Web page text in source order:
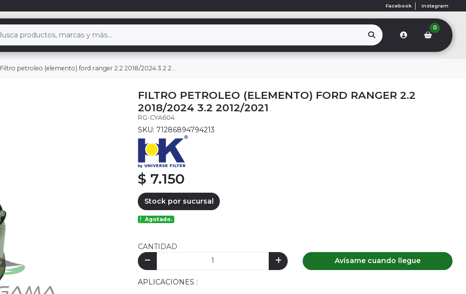
Facebook Instagram
0
Filtro petroleo (elemento) ford ranger 2.2 2018/2024 3.2 2012/2021
FILTRO PETROLEO (ELEMENTO) FORD RANGER 2.2
2018/2024 3.2 2012/2021
RG-CYA604
SKU: 71286894794213
$ 7.150
Stock por sucursal
Agotado.
CANTIDAD
Avísame cuando llegue
APLICACIONES :